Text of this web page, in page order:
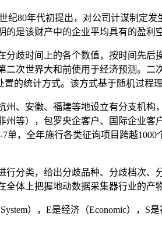
80年代初提出，对公司计谋制定
是该财产中的企业平均具有的盈利
时间上的各个数值，按时间先后
次世界大和前使用于经济预测。
置的统计方式。该方式基于随机过
安徽、福建等地设立有分支机构
等），包罗央企客户、国际企业
单，全年施行各类征询项目跨越
类，给出分歧品种、分歧档次、
体上把握地动数据采集器行业的
），E是经济（Economic），S